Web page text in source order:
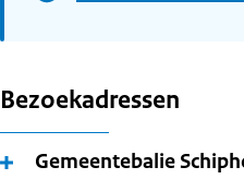
Bezoekadressen
Gemeentebalie